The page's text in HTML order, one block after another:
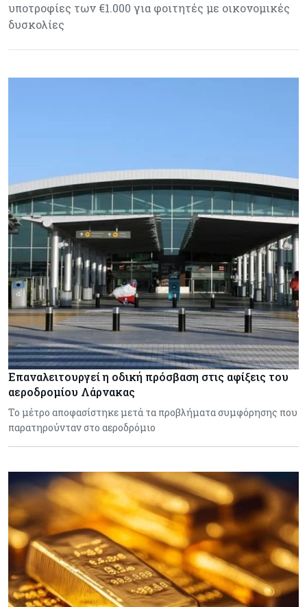
υποτροφίες των €1.000 για φοιτητές με οικονομικές
δυσκολίες
Επαναλειτουργεί η οδική πρόσβαση στις αφίξεις του
αεροδρομίου Λάρνακας
Το μέτρο αποφασίστηκε μετά τα προβλήματα συμφόρησης που
παρατηρούνταν στο αεροδρόμιο